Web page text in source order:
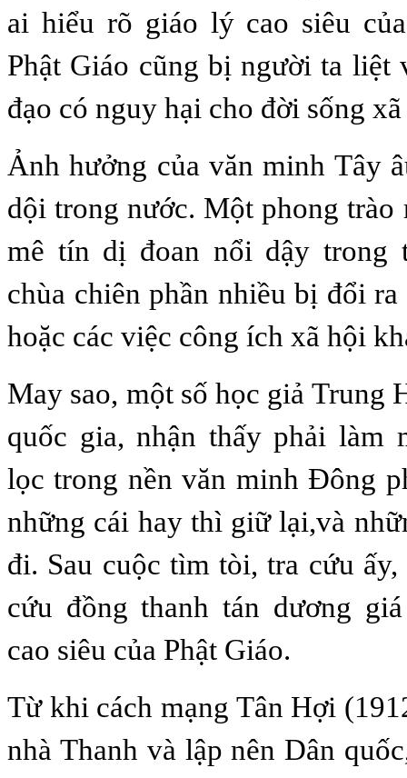
ai hiểu rõ giáo lý cao siêu
Phật Giáo cũng bị người ta liệt
đạo có nguy hại cho đời sống
Ảnh hưởng của văn minh Tây
dội trong nước. Một phong
mê tín dị đoan nổi dậy trong
chùa chiên phần nhiều bị đổi
hoặc các việc công ích xã hội
May sao, một số học giả Trung
quốc gia, nhận thấy phải làm
lọc trong nền văn minh Ðông
những cái hay thì giữ lại,và
đi. Sau cuộc tìm tòi, tra cứu ấy,
cứu đồng thanh tán dương
cao siêu của Phật Giáo.
Từ khi cách mạng Tân Hợi
nhà Thanh và lập nên Dân